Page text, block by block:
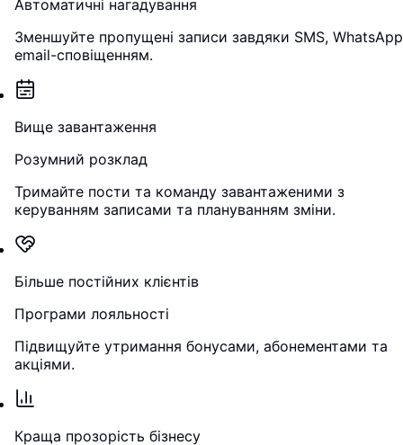
Автоматичні нагадування
Зменшуйте пропущені записи завдяки SMS,
email-сповіщенням.
Вище завантаження
Розумний розклад
Тримайте пости та команду завантаженими з
керуванням записами та плануванням зміни.
Більше постійних клієнтів
Програми лояльності
Підвищуйте утримання бонусами, абонементами та
акціями.
Краща прозорість бізнесу